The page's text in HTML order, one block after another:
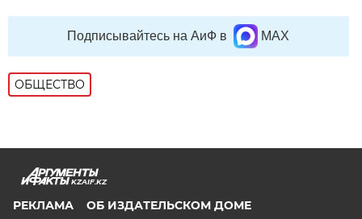
Подписывайтесь на АиФ в MAX
ОБЩЕСТВО
KZAIF.KZ
РЕКЛАМА
ОБ ИЗДАТЕЛЬСКОМ ДОМЕ